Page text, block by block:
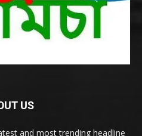
US
and most trending headline